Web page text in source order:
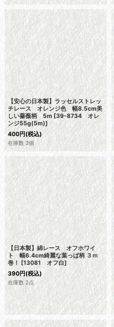
【安心の日本製】ラッセルストレッ
チレース オレンジ色 幅8.5cm美
しい薔薇柄 5m [39-8734 オレ
ンジ55g(5m)]
400円(税込)
在庫数 3個
【日本製】綿レース オフホワイ
ト 幅6.4cm綺麗な葉っぱ柄 ３ｍ
巻！ [13081 オフ白]
390円(税込)
在庫数 2点